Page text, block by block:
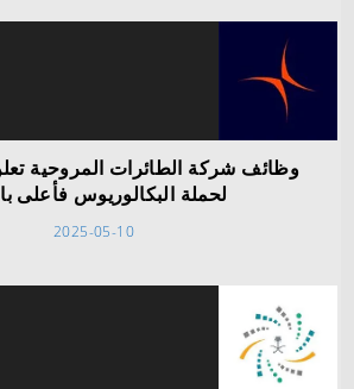
لحملة البكالوريوس فأعلى
2025-05-10